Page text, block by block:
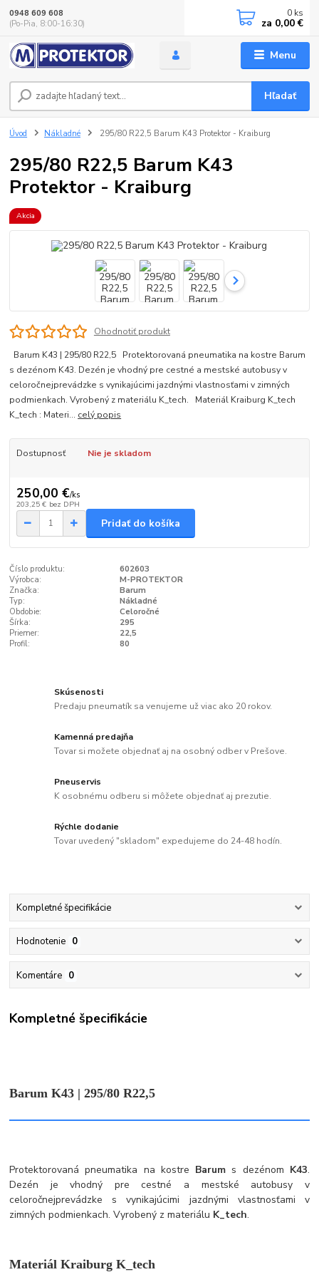
Menu
Hľadať
0948 609 608
(Po-Pia, 8:00-16:30)
0 ks
za 0,00 €
Úvod Nákladné 295/80 R22,5 Barum K43 Protektor - Kraiburg
295/80 R22,5 Barum K43
Protektor - Kraiburg
Akcia
Ohodnotiť produkt
Barum K43 | 295/80 R22,5 Protektorovaná pneumatika na kostre Barum
s dezénom K43. Dezén je vhodný pre cestné a mestské autobusy v
celoročnejprevádzke s vynikajúcimi jazdnými vlastnosťami v zimných
podmienkach. Vyrobený z materiálu K_tech. Materiál Kraiburg K_tech
K_tech : Materi... celý popis
Dostupnosť Nie je skladom
250,00 €/ks
203,25 € bez DPH
Pridať do košíka
Číslo produktu:
602603
Výrobca:
M-PROTEKTOR
Značka:
Barum
Typ:
Nákladné
Obdobie:
Celoročné
Šírka:
295
Priemer:
22,5
Profil:
80
Skúsenosti
Predaju pneumatík sa venujeme už viac ako 20 rokov.
Kamenná predajňa
Tovar si možete objednať aj na osobný odber v Prešove.
Pneuservis
K osobnému odberu si môžete objednať aj prezutie.
Rýchle dodanie
Tovar uvedený "skladom" expedujeme do 24-48 hodín.
Kompletné špecifikácie
Hodnotenie 0
Komentáre 0
Kompletné špecifikácie
Barum K43 | 295/80 R22,5
Protektorovaná pneumatika na kostre Barum s dezénom K43.
Dezén je vhodný pre cestné a mestské autobusy v
celoročnejprevádzke s vynikajúcimi jazdnými vlastnosťami v
zimných podmienkach. Vyrobený z materiálu K_tech.
Materiál Kraiburg K_tech